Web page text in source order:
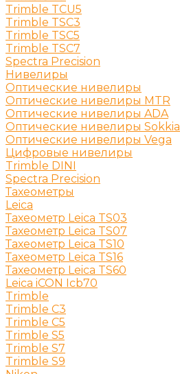
Trimble TCU5
Trimble TSC3
Trimble TSC5
Trimble TSC7
Spectra Precision
Нивелиры
Оптические нивелиры
Оптические нивелиры MTR
Оптические нивелиры ADA
Оптические нивелиры Sokkia
Оптические нивелиры Vega
Цифровые нивелиры
Trimble DINI
Spectra Precision
Тахеометры
Leica
Тахеометр Leica TS03
Тахеометр Leica TS07
Тахеометр Leica TS10
Тахеометр Leica TS16
Тахеометр Leica TS60
Leica iCON Icb70
Trimble
Trimble C3
Trimble C5
Trimble S5
Trimble S7
Trimble S9